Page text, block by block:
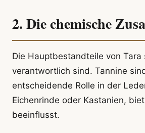
2. Die chemische
Die Hauptbestandteile von
verantwortlich sind. Tannine
entscheidende Rolle in der
Eichenrinde oder Kastanien,
beeinflusst.